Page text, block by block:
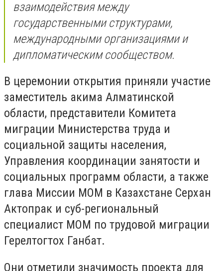
взаимодействия между
государственными структурами,
международными организациями и
дипломатическим сообществом.
В церемонии открытия приняли участие
заместитель акима Алматинской
области, представители Комитета
миграции Министерства труда и
социальной защиты населения,
Управления координации занятости и
социальных программ области, а также
глава Миссии МОМ в Казахстане Серхан
Актопрак и суб-региональный
специалист МОМ по трудовой миграции
Герелтогтох Ганбат.
Они отметили значимость проекта для